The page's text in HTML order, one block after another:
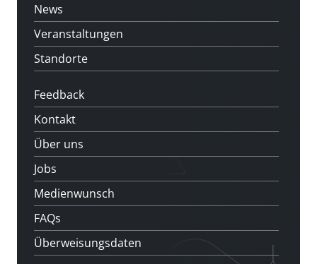
News
Veranstaltungen
Standorte
Feedback
Kontakt
Über uns
Jobs
Medienwunsch
FAQs
Überweisungsdaten